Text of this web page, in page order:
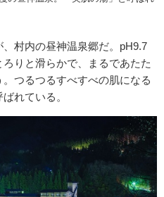
村内の昼神温泉郷だ。pH9.7
りと滑らかで、まるであたた
つるつるすべすべの肌になる
れている。